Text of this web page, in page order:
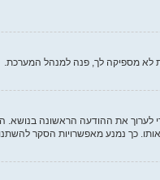
לא מספיקה לך, פנה למנהל המערכת.
לערוך את ההודעה הראשונה
כך נמנע מאפשרויות הסקר